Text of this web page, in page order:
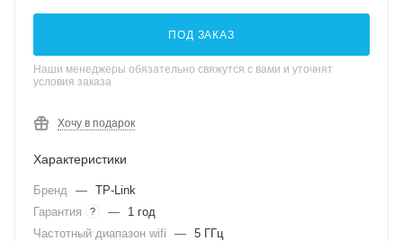
ПОД ЗАКАЗ
Наши менеджеры обязательно свяжутся с вами и уточнят
условия заказа
Хочу в подарок
Характеристики
Бренд — TP-Link
Гарантия
? —
1 год
Частотный диапазон wifi
— 5 ГГц